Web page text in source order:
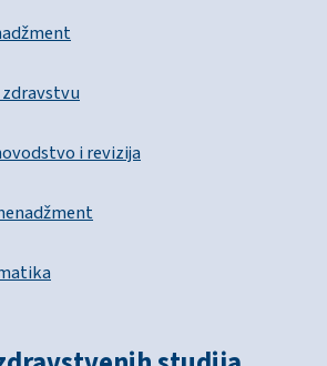
i revizija